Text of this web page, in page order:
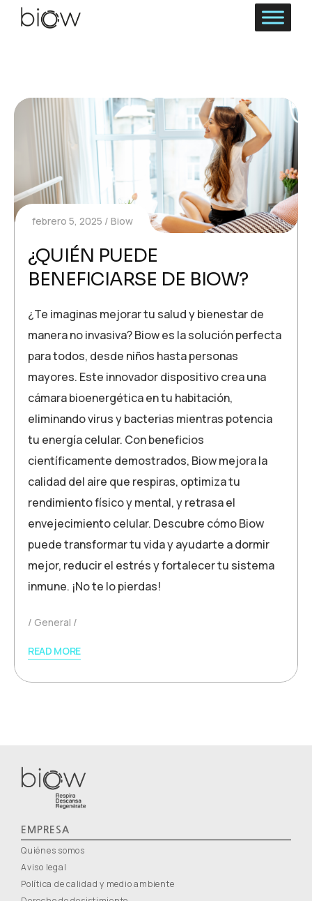
febrero 5, 2025 Biow
¿QUIÉN PUEDE
BENEFICIARSE DE BIOW?
¿Te imaginas mejorar tu salud y bienestar de
manera no invasiva? Biow es la solución perfecta
para todos, desde niños hasta personas
mayores. Este innovador dispositivo crea una
cámara bioenergética en tu habitación,
eliminando virus y bacterias mientras potencia
tu energía celular. Con beneficios
científicamente demostrados, Biow mejora la
calidad del aire que respiras, optimiza tu
rendimiento físico y mental, y retrasa el
envejecimiento celular. Descubre cómo Biow
puede transformar tu vida y ayudarte a dormir
mejor, reducir el estrés y fortalecer tu sistema
inmune. ¡No te lo pierdas!
General
READ MORE
EMPRESA
Quiénes somos
Aviso legal
Política de calidad y medio ambiente